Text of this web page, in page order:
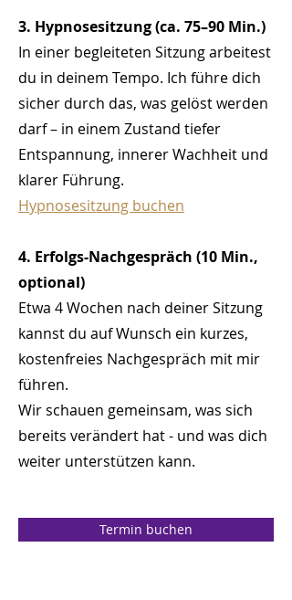
3. Hypnosesitzung (ca. 75–90 Min.)
In einer begleiteten Sitzung arbeitest
du in deinem Tempo. Ich führe dich
sicher durch das, was gelöst werden
darf – in einem Zustand tiefer
Entspannung, innerer Wachheit und
klarer Führung.
Hypnosesitzung buchen
4. Erfolgs-Nachgespräch (10 Min.,
optional)
Etwa 4 Wochen nach deiner Sitzung
kannst du auf Wunsch ein kurzes,
kostenfreies Nachgespräch mit mir
führen.
Wir schauen gemeinsam, was sich
bereits verändert hat - und was dich
weiter unterstützen kann.
Termin buchen